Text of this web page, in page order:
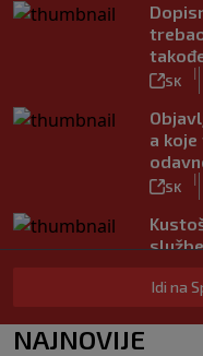
SK
|
a koje
SK
|
Idi na
NAJNOVIJE